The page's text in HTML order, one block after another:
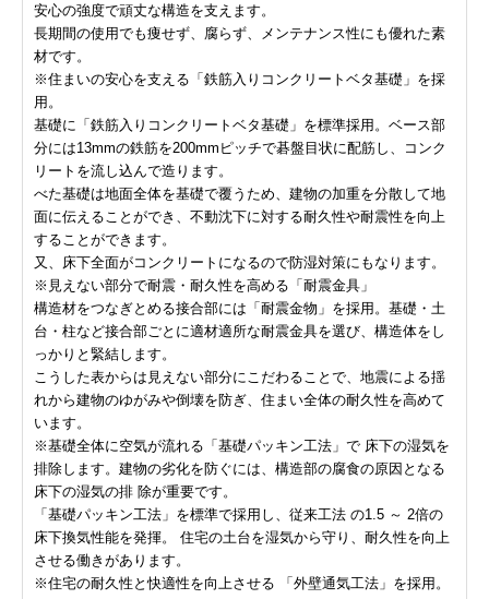
安心の強度で頑丈な構造を支えます。
長期間の使用でも痩せず、腐らず、メンテナンス性にも優れた素
材です。
※住まいの安心を支える「鉄筋入りコンクリートベタ基礎」を採
用。
基礎に「鉄筋入りコンクリートベタ基礎」を標準採用。ベース部
分には13mmの鉄筋を200mmピッチで碁盤目状に配筋し、コンク
リートを流し込んで造ります。
べた基礎は地面全体を基礎で覆うため、建物の加重を分散して地
面に伝えることができ、不動沈下に対する耐久性や耐震性を向上
することができます。
又、床下全面がコンクリートになるので防湿対策にもなります。
※見えない部分で耐震・耐久性を高める「耐震金具」
構造材をつなぎとめる接合部には「耐震金物」を採用。基礎・土
台・柱など接合部ごとに適材適所な耐震金具を選び、構造体をし
っかりと緊結します。
こうした表からは見えない部分にこだわることで、地震による揺
れから建物のゆがみや倒壊を防ぎ、住まい全体の耐久性を高めて
います。
※基礎全体に空気が流れる「基礎パッキン工法」で 床下の湿気を
排除します。建物の劣化を防ぐには、構造部の腐食の原因となる
床下の湿気の排 除が重要です。
「基礎パッキン工法」を標準で採用し、従来工法 の1.5 ～ 2倍の
床下換気性能を発揮。 住宅の土台を湿気から守り、耐久性を向上
させる働きがあります。
※住宅の耐久性と快適性を向上させる 「外壁通気工法」を採用。